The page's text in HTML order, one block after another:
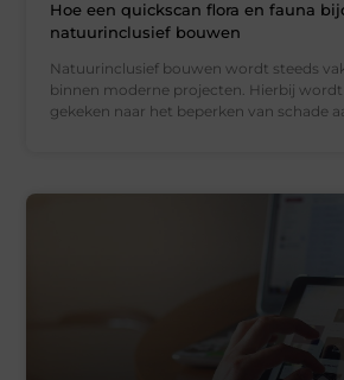
Hoe een quickscan flora en fauna
natuurinclusief bouwen
Natuurinclusief bouwen wordt steeds
binnen moderne projecten. Hierbij wordt
gekeken naar het beperken van schade